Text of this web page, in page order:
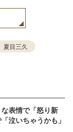
夏目三久
表情で「怒り新
泣いちゃうかも」